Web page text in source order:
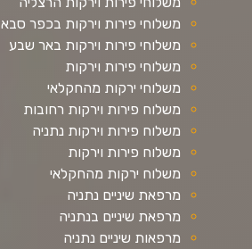
משלוחי פירות וירקות בכפר סבא
משלוחי פירות וירקות באר שבע
משלוחי פירות וירקות
משלוחי ירקות מהחקלאי
משלוח פירות וירקות רחובות
משלוח פירות וירקות נתניה
משלוח פירות וירקות
משלוח ירקות מהחקלאי
מרפאת שיניים נתניה
מרפאת שיניים בנתניה
מרפאות שיניים נתניה